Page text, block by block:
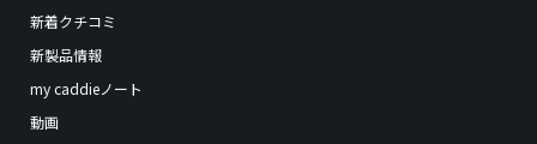
新着クチコミ
新製品情報
my caddieノート
動画